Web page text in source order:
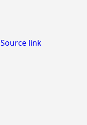
Source link